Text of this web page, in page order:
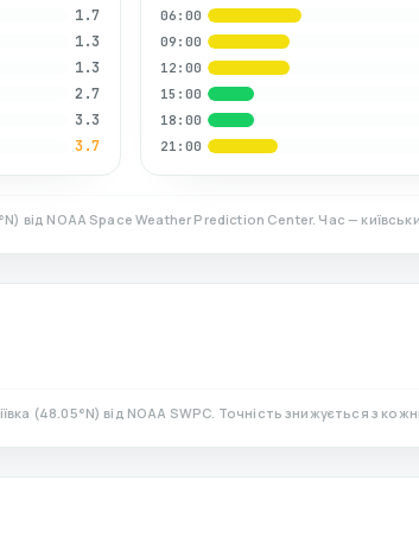
1.7
1.3
1.3
2.7
3.3
3.7
06:00
09:00
12:00
15:00
18:00
21:00
°N) від NOAA Space Weather Prediction Center. Час —
(48.05°N) від NOAA SWPC. Точність знижується з